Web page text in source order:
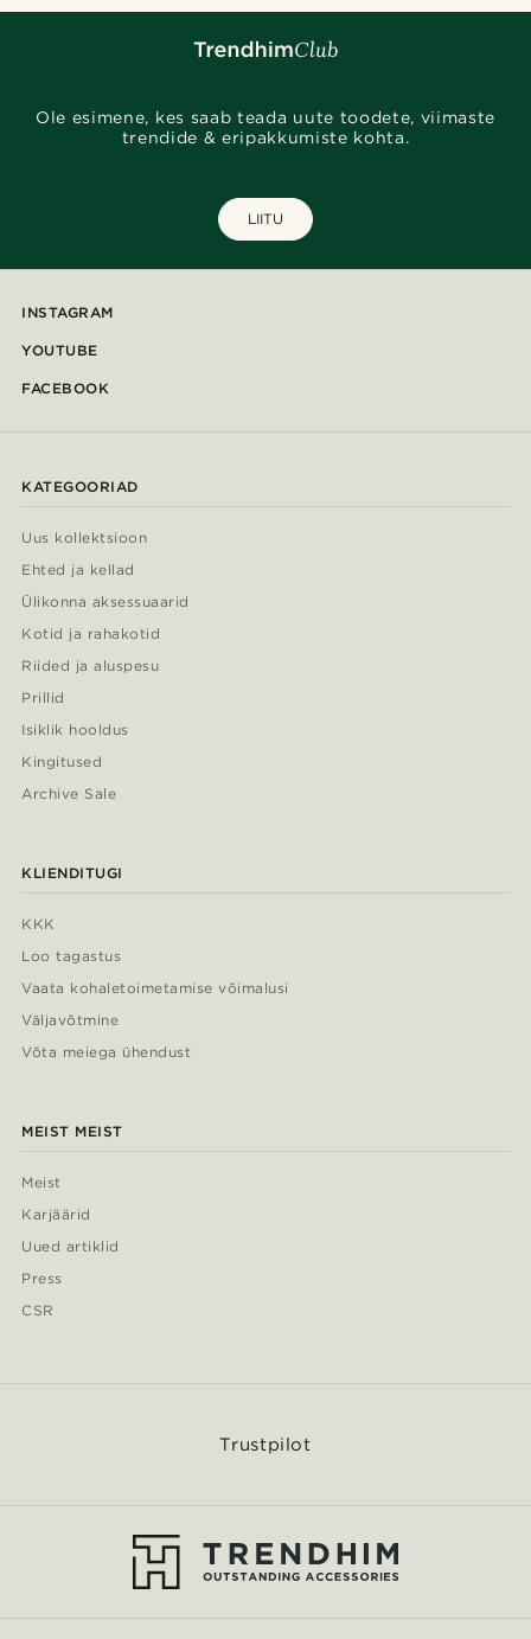
Ole esimene, kes saab teada uute toodete, viimaste
trendide & eripakkumiste kohta.
LIITU
INSTAGRAM
YOUTUBE
FACEBOOK
KATEGOORIAD
Uus kollektsioon
Ehted ja kellad
Ülikonna aksessuaarid
Kotid ja rahakotid
Riided ja aluspesu
Prillid
Isiklik hooldus
Kingitused
Archive Sale
KLIENDITUGI
KKK
Loo tagastus
Vaata kohaletoimetamise võimalusi
Väljavõtmine
Võta meiega ühendust
MEIST MEIST
Meist
Karjäärid
Uued artiklid
Press
CSR
Trustpilot